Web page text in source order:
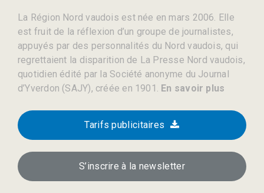
La Région Nord vaudois est née en mars 2006. Elle
est fruit de la réflexion d’un groupe de journalistes,
appuyés par des personnalités du Nord vaudois, qui
regrettaient la disparition de La Presse Nord vaudois,
quotidien édité par la Société anonyme du Journal
d’Yverdon (SAJY), créée en 1901. En savoir plus
Tarifs publicitaires
S’inscrire à la newsletter